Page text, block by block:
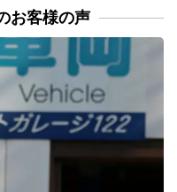
お客様の声